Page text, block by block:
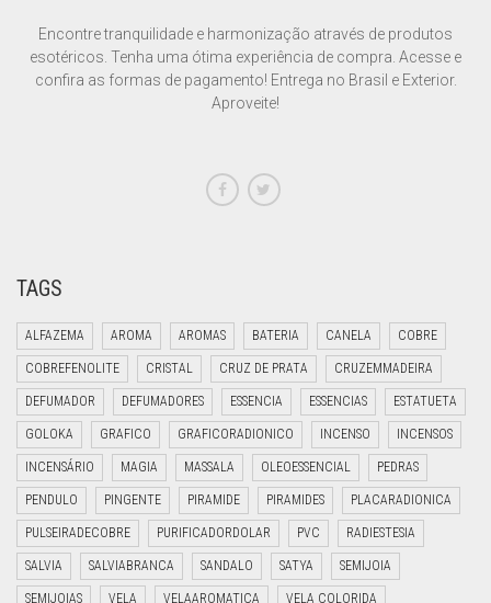
Encontre tranquilidade e harmonização através de produtos
esotéricos. Tenha uma ótima experiência de compra. Acesse e
confira as formas de pagamento! Entrega no Brasil e Exterior.
Aproveite!
TAGS
ALFAZEMA AROMA AROMAS BATERIA CANELA COBRE
COBREFENOLITE CRISTAL CRUZ DE PRATA CRUZEMMADEIRA
DEFUMADOR DEFUMADORES ESSENCIA ESSENCIAS ESTATUETA
GOLOKA GRAFICO GRAFICORADIONICO INCENSO INCENSOS
INCENSÁRIO MAGIA MASSALA OLEOESSENCIAL PEDRAS
PENDULO PINGENTE PIRAMIDE PIRAMIDES PLACARADIONICA
PULSEIRADECOBRE PURIFICADORDOLAR PVC RADIESTESIA
SALVIA SALVIABRANCA SANDALO SATYA SEMIJOIA
SEMIJOIAS VELA VELAAROMATICA VELA COLORIDA